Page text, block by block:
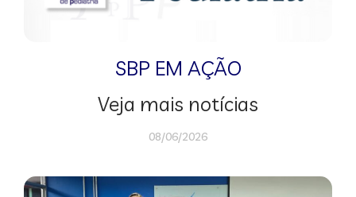
SBP EM AÇÃO
Veja mais notícias
08/06/2026